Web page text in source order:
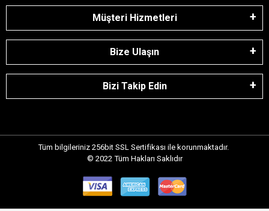
Müşteri Hizmetleri
Bize Ulaşın
Bizi Takip Edin
Tüm bilgileriniz 256bit SSL Sertifikası ile korunmaktadır.
© 2022 Tüm Hakları Saklıdır